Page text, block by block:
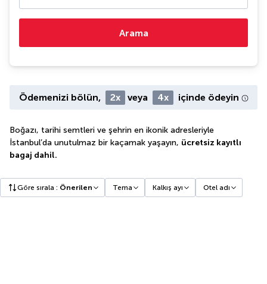
Arama
Ödemenizi bölün, 2x veya 4x içinde ödeyin
Boğazı, tarihi semtleri ve şehrin en ikonik adresleriyle
İstanbul’da unutulmaz bir kaçamak yaşayın, ücretsiz kayıtlı
bagaj dahil.
Göre sırala : Önerilen Tema Kalkış ayı Otel adı